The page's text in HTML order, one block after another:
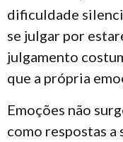
dificuldade
se julgar por
julgamento
que a própria
Emoções não
como respostas